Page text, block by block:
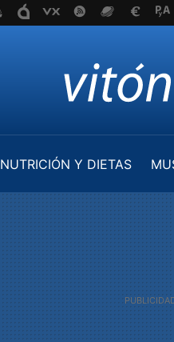
NUTRICIÓN Y DIETAS